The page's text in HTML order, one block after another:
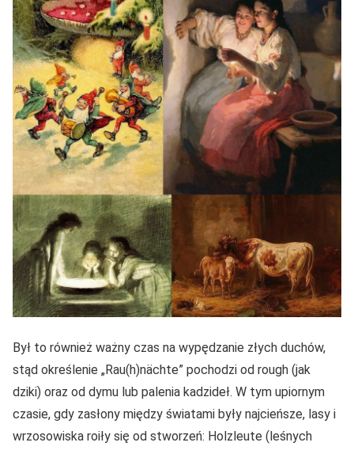
Był to również ważny czas na wypędzanie złych duchów,
stąd określenie „Rau(h)nächte” pochodzi od rough (jak
dziki) oraz od dymu lub palenia kadzideł. W tym upiornym
czasie, gdy zasłony między światami były najcieńsze, lasy i
wrzosowiska roiły się od stworzeń: Holzleute (leśnych